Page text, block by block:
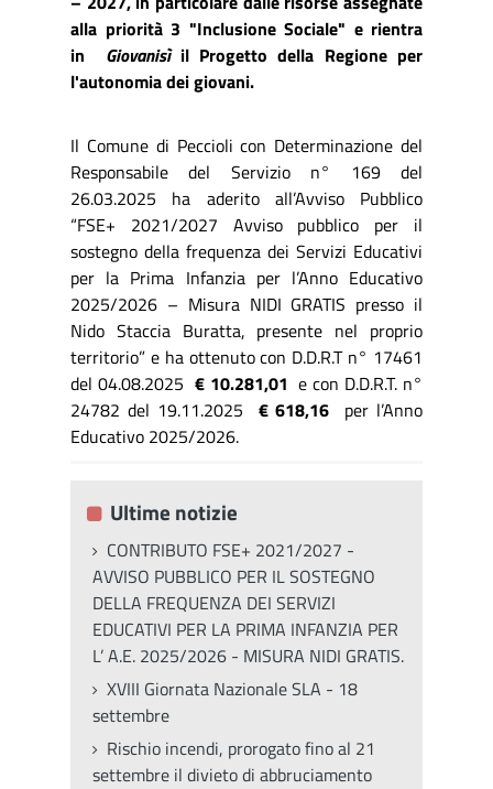
alla priorità 3 "Inclusione Sociale" e rientra
in Giovanisì il Progetto della Regione per
l'autonomia dei giovani.
Il Comune di Peccioli con Determinazione del
Responsabile del Servizio n° 169 del
26.03.2025 ha aderito all’Avviso Pubblico
“FSE+ 2021/2027 Avviso pubblico per il
sostegno della frequenza dei Servizi Educativi
per la Prima Infanzia per l’Anno Educativo
2025/2026 – Misura NIDI GRATIS presso il
Nido Staccia Buratta, presente nel proprio
territorio” e ha ottenuto con D.D.R.T n° 17461
del 04.08.2025 € 10.281,01 e con D.D.R.T. n°
24782 del 19.11.2025 € 618,16 per l’Anno
Educativo 2025/2026.
Ultime notizie
CONTRIBUTO FSE+ 2021/2027 -
AVVISO PUBBLICO PER IL SOSTEGNO
DELLA FREQUENZA DEI SERVIZI
EDUCATIVI PER LA PRIMA INFANZIA PER
L’ A.E. 2025/2026 - MISURA NIDI GRATIS.
XVIII Giornata Nazionale SLA - 18
settembre
Rischio incendi, prorogato fino al 21
settembre il divieto di abbruciamento